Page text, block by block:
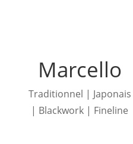
Marcello
Traditionnel | Japonais
| Blackwork | Fineline